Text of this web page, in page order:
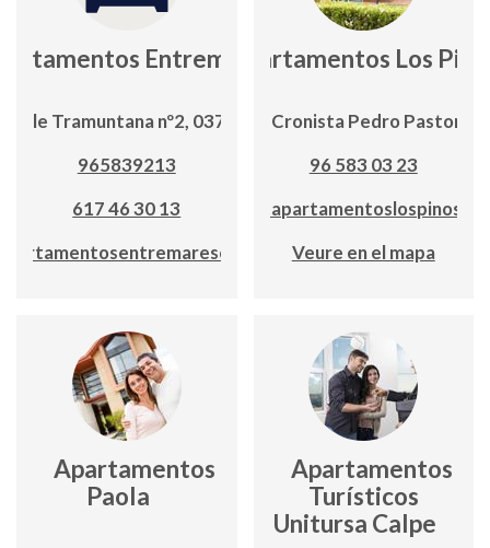
Entremares
Calle Tramuntana nº2, 03710
965839213
617 46 30 13
Apartamentos Los
C/ Cronista Pedro Pastor, 5
96 583 03 23
Veure en el mapa
Apartamentos
Paola
Apartamentos
Turísticos
Unitursa Calpe